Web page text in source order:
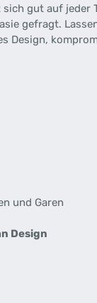
gut auf jeder
gefragt.
Design,
und Garen
Design